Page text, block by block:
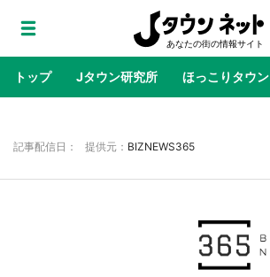
トップ Jタウン研究所 ほっこりタウン
急げ【8／8～31】
記事配信日： 提供元： BIZNEWS365